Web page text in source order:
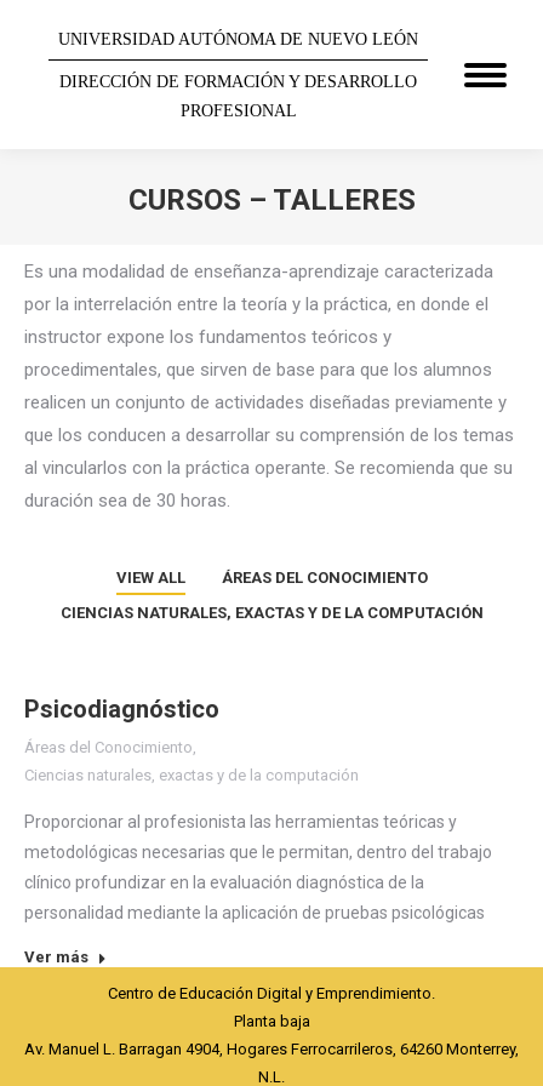
UNIVERSIDAD AUTÓNOMA DE NUEVO LEÓN
DIRECCIÓN DE FORMACIÓN Y DESARROLLO
PROFESIONAL
CURSOS – TALLERES
Es una modalidad de enseñanza-aprendizaje caracterizada
por la interrelación entre la teoría y la práctica, en donde el
instructor expone los fundamentos teóricos y
procedimentales, que sirven de base para que los alumnos
realicen un conjunto de actividades diseñadas previamente y
que los conducen a desarrollar su comprensión de los temas
al vincularlos con la práctica operante. Se recomienda que su
duración sea de 30 horas.
VIEW ALL
ÁREAS DEL CONOCIMIENTO
CIENCIAS NATURALES, EXACTAS Y DE LA COMPUTACIÓN
Psicodiagnóstico
Áreas del Conocimiento,
Ciencias naturales, exactas y de la computación
Proporcionar al profesionista las herramientas teóricas y
metodológicas necesarias que le permitan, dentro del trabajo
clínico profundizar en la evaluación diagnóstica de la
personalidad mediante la aplicación de pruebas psicológicas
Ver más
Centro de Educación Digital y Emprendimiento.
Planta baja
Av. Manuel L. Barragan 4904, Hogares Ferrocarrileros, 64260 Monterrey,
N.L.